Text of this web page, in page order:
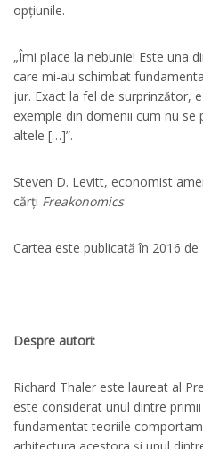
opțiunile.
„Îmi place la nebunie! Este una
care mi-au schimbat
jur. Exact la fel de surprinzător,
exemple din domenii cum nu
altele […]”.
Steven D. Levitt, economist
cărți Freakonomics
Cartea este publicată în 2016
Despre autori:
Richard Thaler este laureat al
este considerat unul dintre
fundamentat teoriile